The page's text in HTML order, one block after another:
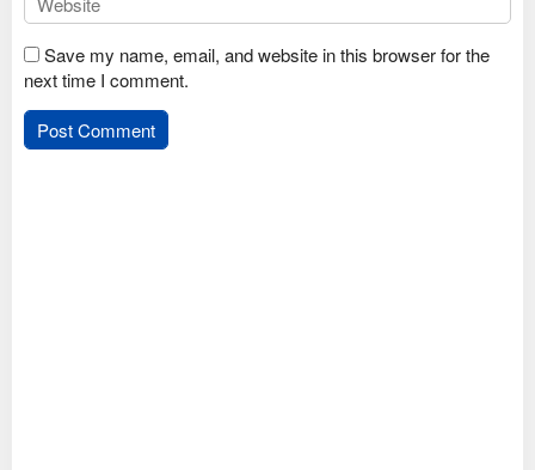
Save my name, email, and website in this browser for the
next time I comment.